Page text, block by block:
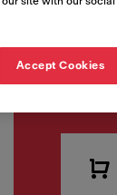
€
Accept Cookies